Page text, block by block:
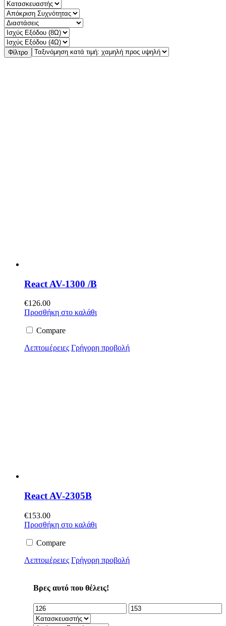
Φίλτρο
React AV-1300 /B
€126.00
Προσθήκη στο καλάθι
Compare
Λεπτομέρειες Γρήγορη προβολή
React AV-2305B
€153.00
Προσθήκη στο καλάθι
Compare
Λεπτομέρειες Γρήγορη προβολή
Βρες αυτό που θέλεις!